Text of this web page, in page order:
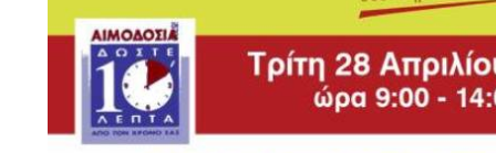
Ερωτήματα (εδώ)
Κανάλι παρακολούθησης της εκδήλωσης (εδώ)
Συστάσεις της Εθνικής Επιτροπής Εμβολιασμών
έναντι της ιλαράς